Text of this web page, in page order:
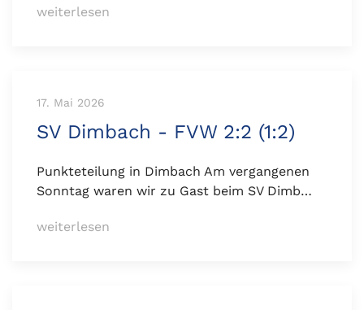
weiterlesen
17. Mai 2026
SV Dimbach - FVW 2:2 (1:2)
Punkteteilung in Dimbach Am vergangenen
Sonntag waren wir zu Gast beim SV Dimb…
weiterlesen